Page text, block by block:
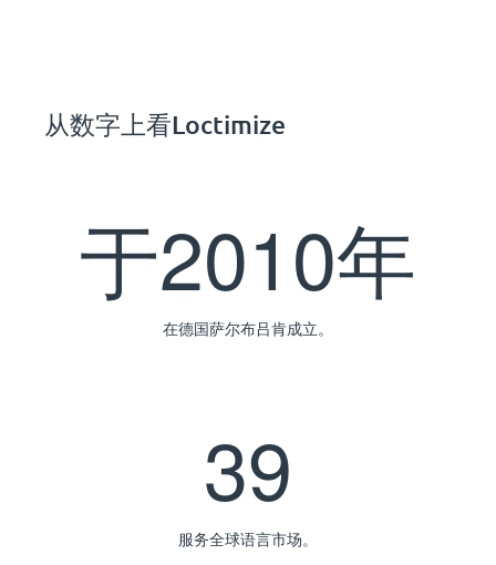
从数字上看Loctimize
于2010年
在德国萨尔布吕肯成立。
42
服务全球语言市场。